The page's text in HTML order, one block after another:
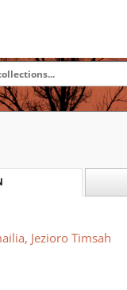
Jezioro Timsah